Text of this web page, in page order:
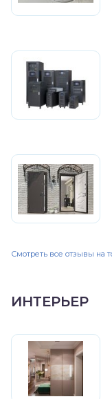
Смотреть все отзывы на
ИНТЕРЬЕР